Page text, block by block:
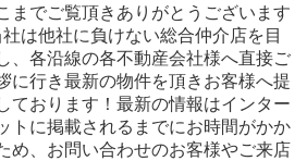
までご覧頂きありがとうございます
社は他社に負けない総合仲介店を目
、各沿線の各不動産会社様へ直接ご
に行き最新の物件を頂きお客様へ提
ております！最新の情報はインター
トに掲載されるまでにお時間がかか
め、お問い合わせのお客様やご来店